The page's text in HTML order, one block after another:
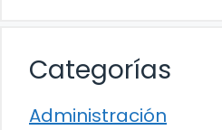
Categorías
Administración